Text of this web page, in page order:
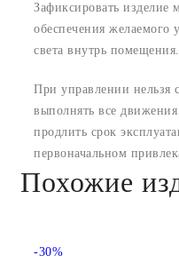
Зафиксировать
обеспечения желаемого
света внутрь помещения.
При управлении нельзя
выполнять все
продлить срок
первоначальном
Похожие
-30%